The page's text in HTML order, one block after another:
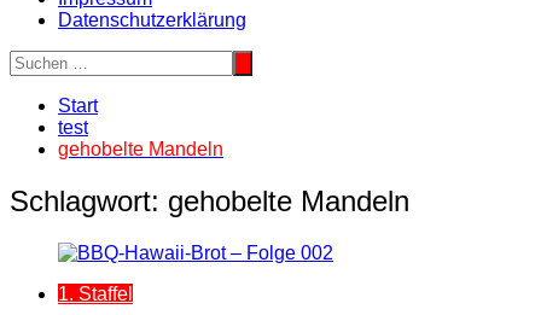
Datenschutzerklärung
Start
test
gehobelte Mandeln
Schlagwort: gehobelte Mandeln
1. Staffel